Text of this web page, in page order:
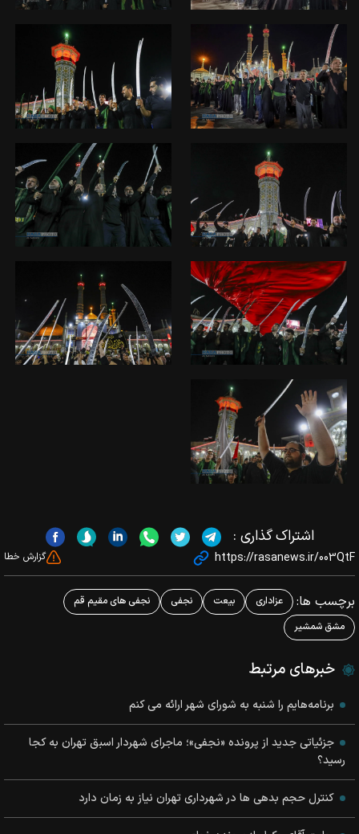
اشتراک گذاری :
https://rasanews.ir/003QtF گزارش خطا
برچسب ها: عزاداری بیعت نجفی
نجفی های مقیم قم
مشق شمشیر
خبرهای مرتبط
برنامه‌هایم را شنبه به شورای شهر ارائه می کنم
جزئیاتی جدید از پرونده «نجفی»؛ ماجرای شهردار اسبق تهران به کجا
رسید؟
کنترل حجم بدهی ها در شهرداری تهران نیاز به زمان دارد